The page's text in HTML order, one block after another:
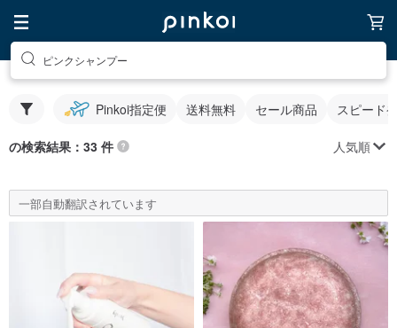
ピンクシャンプー
Pinkoi指定便 送料無料 セール商品 スピード
の検索結果：33 件 人気順
一部自動翻訳されています